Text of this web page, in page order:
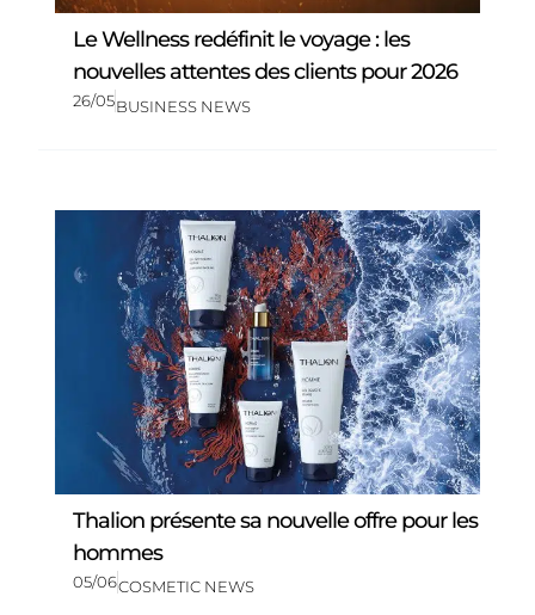
Le Wellness redéfinit le voyage : les
nouvelles attentes des clients pour 2026
26/05BUSINESS NEWS
Thalion présente sa nouvelle offre pour les
hommes
05/06COSMETIC NEWS